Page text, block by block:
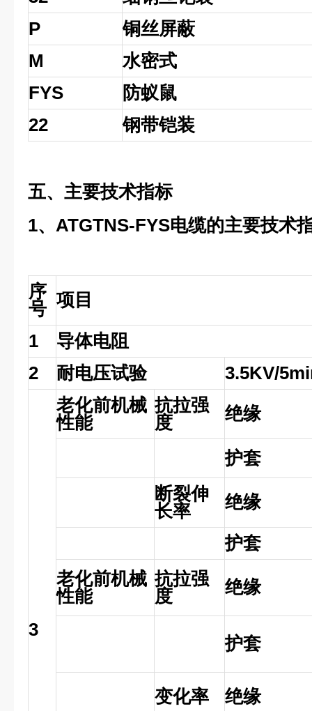
P
铜丝屏蔽
M
水密式
FYS
防蚁鼠
22
钢带铠装
五、主要技术指标
1、ATGTNS-FYS电缆的主要技术
序
号 项目
1
导体电阻
2
耐电压试验 3.5KV/
3
老化前机械
性能
抗拉强
度
绝缘
护套
断裂伸
长率
绝缘
护套
老化前机械
性能
抗拉强
度
绝缘
护套
变化率 绝缘